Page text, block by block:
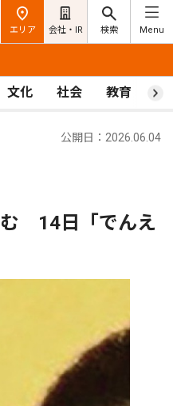
エリア 会社・IR 検索 Menu
文化 社会 教育 ス
公開日：2026.06.04
む 14日「でんえ